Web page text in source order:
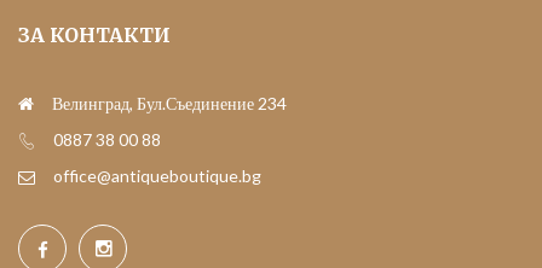
ЗА КОНТАКТИ
Велинград, Бул.Съединение 234
0887 38 00 88
office@antiqueboutique.bg